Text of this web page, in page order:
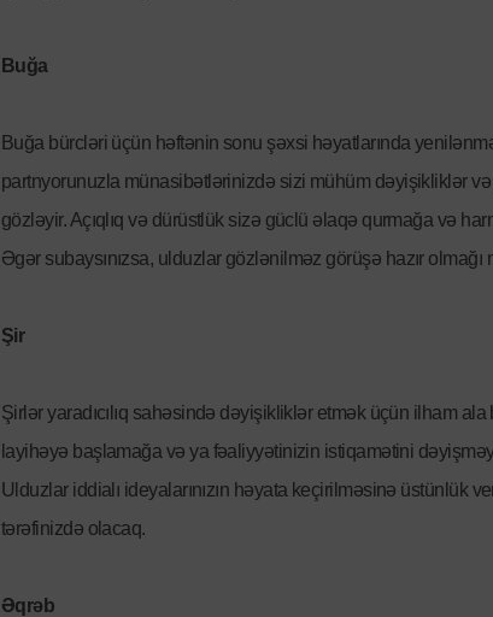
Buğa
Buğa bürcləri üçün həftənin sonu şəxsi həyatlarında
partnyorunuzla münasibətlərinizdə sizi mühüm dəyişikliklər və
gözləyir. Açıqlıq və dürüstlük sizə güclü əlaqə qurmağa və
Əgər subaysınızsa, ulduzlar gözlənilməz görüşə hazır olmağı
Şir
Şirlər yaradıcılıq sahəsində dəyişikliklər etmək üçün ilham
layihəyə başlamağa və ya fəaliyyətinizin istiqamətini
Ulduzlar iddialı ideyalarınızın həyata keçirilməsinə üstünlük
tərəfinizdə olacaq.
Əqrəb